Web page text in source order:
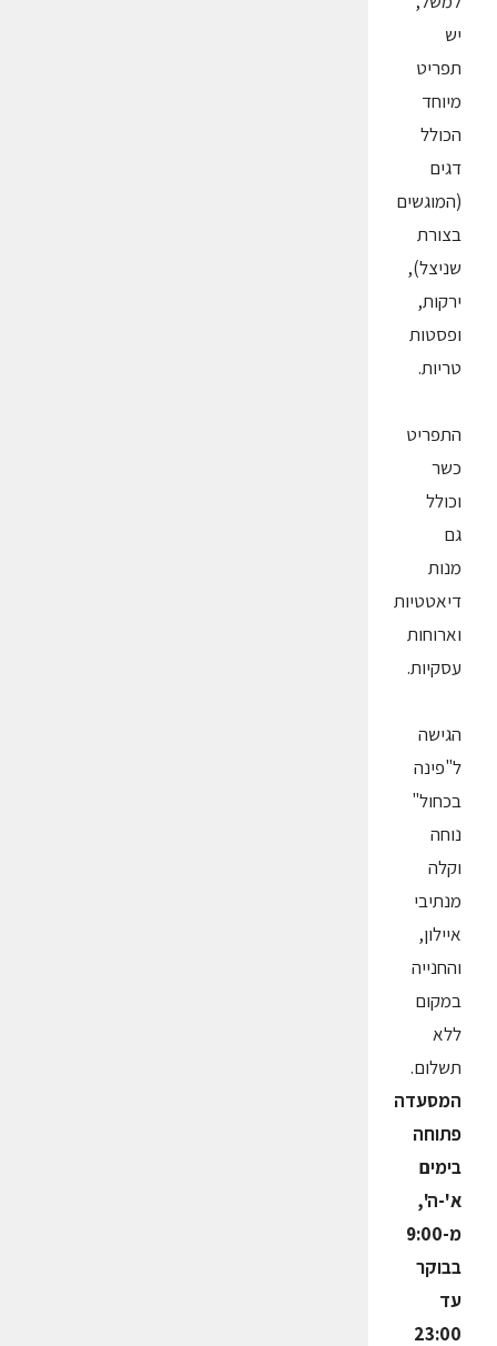
יש
תפריט
מיוחד
הכולל
דגים
(המוגשים
בצורת
שניצל),
ירקות,
ופסטות
טריות.
התפריט
כשר
וכולל
גם
מנות
דיאטטיות
וארוחות
עסקיות.
הגישה
ל"פינה
בכחול"
נוחה
וקלה
מנתיבי
איילון,
והחנייה
במקום
ללא
תשלום.
המסעדה
פתוחה
בימים
א'-ה',
מ-9:00
בבוקר
עד
23:00